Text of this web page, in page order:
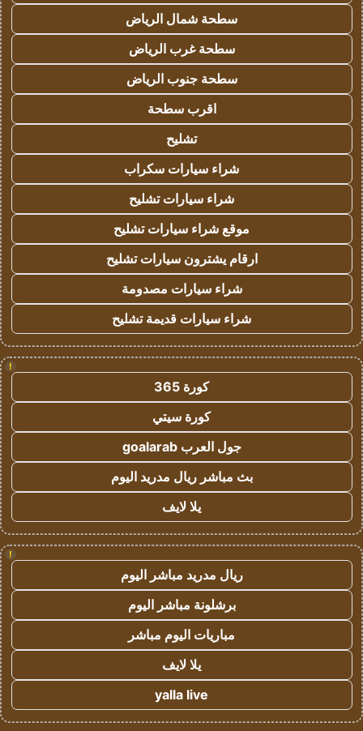
سطحة شمال الرياض
سطحة غرب الرياض
سطحة جنوب الرياض
اقرب سطحة
تشليح
شراء سيارات سكراب
شراء سيارات تشليح
موقع شراء سيارات تشليح
ارقام يشترون سيارات تشليح
شراء سيارات مصدومة
شراء سيارات قديمة تشليح
!
كورة 365
كورة سيتي
جول العرب goalarab
بث مباشر ريال مدريد اليوم
يلا لايف
!
ريال مدريد مباشر اليوم
برشلونة مباشر اليوم
مباريات اليوم مباشر
يلا لايف
yalla live